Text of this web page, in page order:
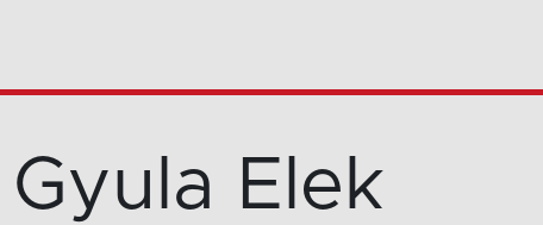
Elek